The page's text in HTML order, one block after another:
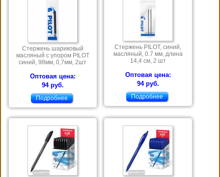
Стержень шариковый
масляный с упором PILOT
синий, 98мм, 0,7мм, 2шт
Оптовая цена:
94 руб.
Подробнее
Стержень PILOT, синий,
масляный, 0.7 мм, длина
14,4 см, 2 шт
Оптовая цена:
94 руб.
Подробнее